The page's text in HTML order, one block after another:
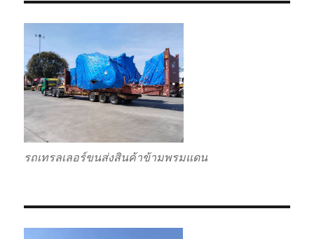
รถเทรลเลอร์ขนส่งสินค้าข้ามพรมแดน